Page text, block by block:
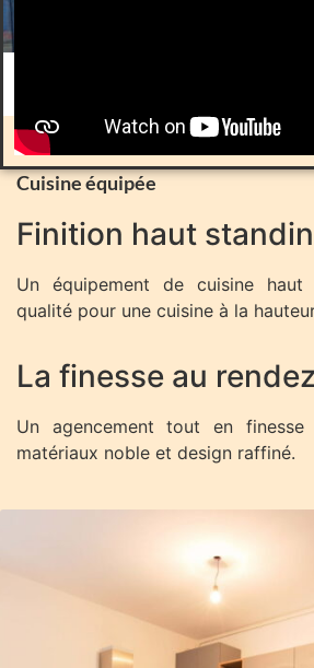
Cuisine équipée
Finition haut
Un équipement de cuisine
qualité pour une cuisine à la
La finesse au
Un agencement tout en
matériaux noble et design raffiné.